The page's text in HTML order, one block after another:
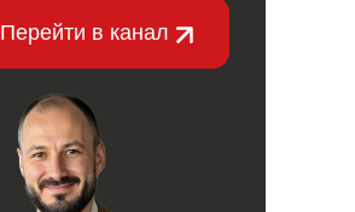
Перейти в канал